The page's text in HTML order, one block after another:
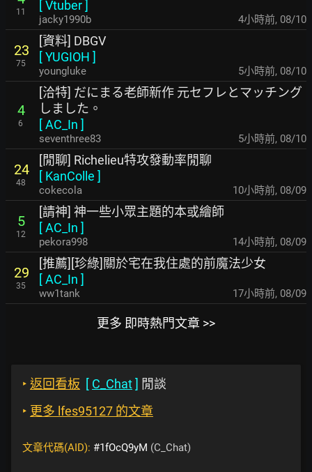
11
[Vtuber]
jacky1990b 4小時前, 08/10
23
75
[資料] DBGV
[YUGIOH ]
youngluke 5小時前, 08/10
4
6
[洽特] だにまる老師新作 元セフレとマッチング
しました。
[AC_In ]
seventhree83 5小時前, 08/10
24
48
[閒聊] Richelieu特攻發動率閒聊
[ KanColle ]
cokecola 10小時前, 08/09
5
12
[請神] 神一些小眾主題的本或繪師
[AC_In ]
pekora998 14小時前, 08/09
29
35
[推薦][珍綠]關於宅在我住處的前魔法少女
[AC_In ]
ww1tank 17小時前, 08/09
更多 即時熱門文章 >>
‣ 返回看板 [ C_Chat] 閒談
‣ 更多 lfes95127 的文章
文章代碼(AID): #1fOcQ9yM (C_Chat)